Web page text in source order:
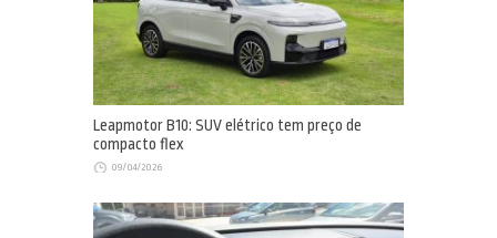
Leapmotor B10: SUV elétrico tem preço de
compacto flex
09/04/2026